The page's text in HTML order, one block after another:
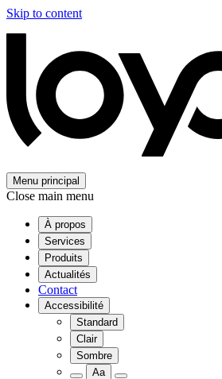
Skip to content
Menu principal
Close main menu
À propos
Services
Produits
Actualités
Contact
Accessibilité
Standard
Clair
Sombre
Aa